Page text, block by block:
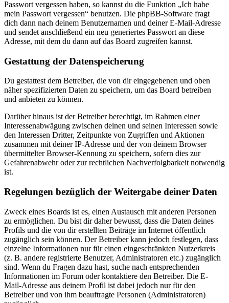
Passwort vergessen haben, so kannst du die Funktion „Ich habe
mein Passwort vergessen“ benutzen. Die phpBB-Software fragt
dich dann nach deinem Benutzernamen und deiner E-Mail-Adresse
und sendet anschließend ein neu generiertes Passwort an diese
Adresse, mit dem du dann auf das Board zugreifen kannst.
Gestattung der Datenspeicherung
Du gestattest dem Betreiber, die von dir eingegebenen und oben
näher spezifizierten Daten zu speichern, um das Board betreiben
und anbieten zu können.
Darüber hinaus ist der Betreiber berechtigt, im Rahmen einer
Interessenabwägung zwischen deinen und seinen Interessen sowie
den Interessen Dritter, Zeitpunkte von Zugriffen und Aktionen
zusammen mit deiner IP-Adresse und der von deinem Browser
übermittelter Browser-Kennung zu speichern, sofern dies zur
Gefahrenabwehr oder zur rechtlichen Nachverfolgbarkeit notwendig
ist.
Regelungen bezüglich der Weitergabe deiner Daten
Zweck eines Boards ist es, einen Austausch mit anderen Personen
zu ermöglichen. Du bist dir daher bewusst, dass die Daten deines
Profils und die von dir erstellten Beiträge im Internet öffentlich
zugänglich sein können. Der Betreiber kann jedoch festlegen, dass
einzelne Informationen nur für einen eingeschränkten Nutzerkreis
(z. B. andere registrierte Benutzer, Administratoren etc.) zugänglich
sind. Wenn du Fragen dazu hast, suche nach entsprechenden
Informationen im Forum oder kontaktiere den Betreiber. Die E-
Mail-Adresse aus deinem Profil ist dabei jedoch nur für den
Betreiber und von ihm beauftragte Personen (Administratoren)